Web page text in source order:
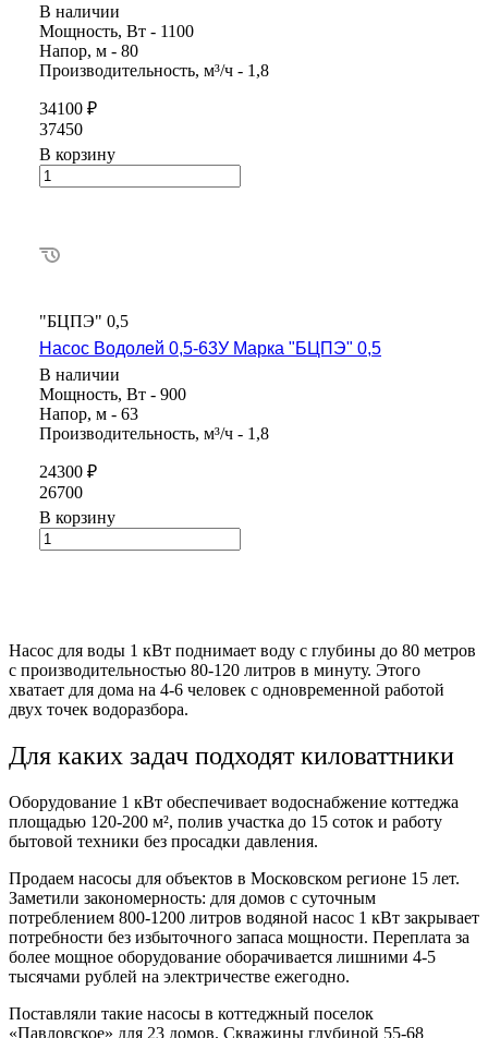
В наличии
Мощность, Вт - 1100
Напор, м - 80
Производительность, м³/ч - 1,8
34100 ₽
37450
В корзину
"БЦПЭ" 0,5
Насос Водолей 0,5-63У Марка "БЦПЭ" 0,5
В наличии
Мощность, Вт - 900
Напор, м - 63
Производительность, м³/ч - 1,8
24300 ₽
26700
В корзину
Насос для воды 1 кВт поднимает воду с глубины до 80 метров
с производительностью 80-120 литров в минуту. Этого
хватает для дома на 4-6 человек с одновременной работой
двух точек водоразбора.
Для каких задач подходят киловаттники
Оборудование 1 кВт обеспечивает водоснабжение коттеджа
площадью 120-200 м², полив участка до 15 соток и работу
бытовой техники без просадки давления.
Продаем насосы для объектов в Московском регионе 15 лет.
Заметили закономерность: для домов с суточным
потреблением 800-1200 литров водяной насос 1 кВт закрывает
потребности без избыточного запаса мощности. Переплата за
более мощное оборудование оборачивается лишними 4-5
тысячами рублей на электричестве ежегодно.
Поставляли такие насосы в коттеджный поселок
«Павловское» для 23 домов. Скважины глубиной 55-68